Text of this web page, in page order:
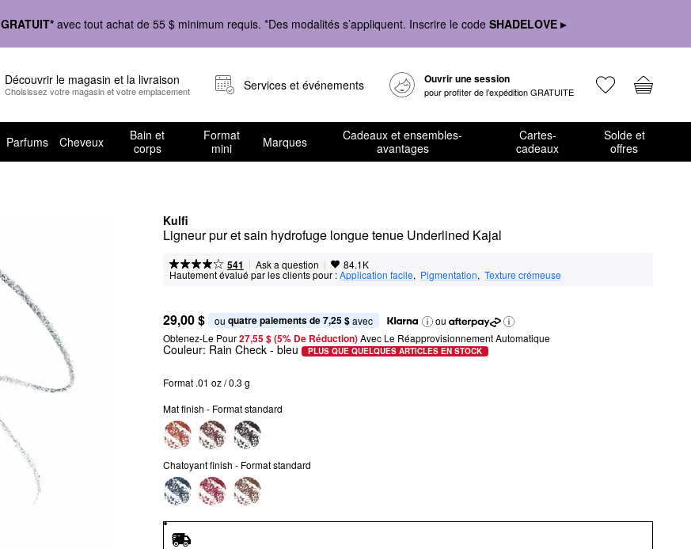
GRATUIT* avec tout achat de 55 $ minimum requis. *Des modalités s’appliquent. Inscrire le code SHADELOVE ▸
Découvrir le magasin et la livraison
Choisissez votre magasin et votre emplacement Services et événements Ouvrir une session
pour profiter de l’expédition GRATUITE
Parfums Cheveux
Bain et
corps
Format
mini
Marques
Cadeaux et ensembles-
avantages
Cartes-
cadeaux
Solde et
offres
Kulfi
Ligneur pur et sain hydrofuge longue tenue Underlined Kajal
541 | Ask a question | 84.1K
Hautement évalué par les clients pour :Application facile, Pigmentation, Texture crémeuse
29,00 $ ou quatre paiements de 7,25 $ avec
ou
Obtenez-Le Pour27,55 $ (5% De Réduction) Avec Le Réapprovisionnement Automatique
Couleur: Rain Check - bleu PLUS QUE QUELQUES ARTICLES EN STOCK
Format .01 oz / 0.3 g
Mat finish - Format standard
Chatoyant finish - Format standard